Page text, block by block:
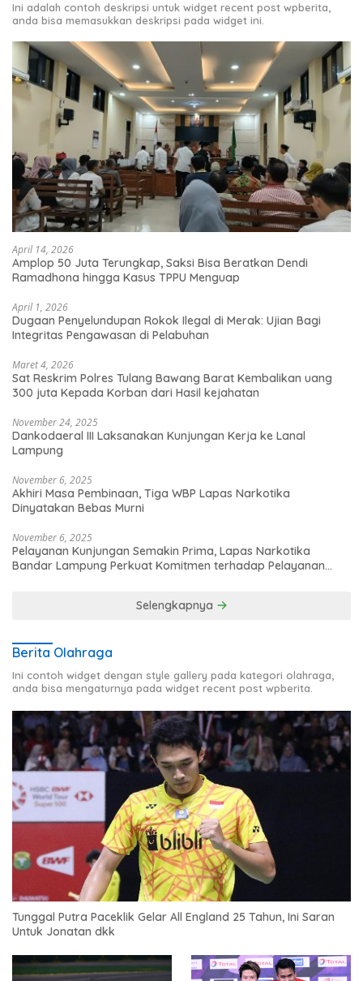
Ini adalah contoh deskripsi untuk widget recent post wpberita,
anda bisa memasukkan deskripsi pada widget ini.
April 14, 2026
Amplop 50 Juta Terungkap, Saksi Bisa Beratkan Dendi
Ramadhona hingga Kasus TPPU Menguap
April 1, 2026
Dugaan Penyelundupan Rokok Ilegal di Merak: Ujian Bagi
Integritas Pengawasan di Pelabuhan
Maret 4, 2026
Sat Reskrim Polres Tulang Bawang Barat Kembalikan uang
300 juta Kepada Korban dari Hasil kejahatan
November 24, 2025
Dankodaeral III Laksanakan Kunjungan Kerja ke Lanal
Lampung
November 6, 2025
Akhiri Masa Pembinaan, Tiga WBP Lapas Narkotika
Dinyatakan Bebas Murni
November 6, 2025
Pelayanan Kunjungan Semakin Prima, Lapas Narkotika
Bandar Lampung Perkuat Komitmen terhadap Pelayanan
Selengkapnya
Berita Olahraga
Ini contoh widget dengan style gallery pada kategori olahraga,
anda bisa mengaturnya pada widget recent post wpberita.
Tunggal Putra Paceklik Gelar All England 25 Tahun, Ini Saran
Untuk Jonatan dkk